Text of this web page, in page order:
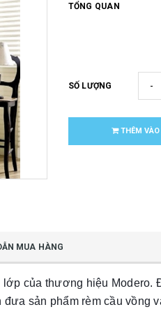
TỔNG QUAN
SỐ LƯỢNG -
THÊM VÀO
MUA HÀNG
của thương hiệu Modero.
sản phẩm rèm cầu